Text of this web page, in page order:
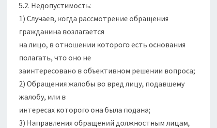
5.2. Недопустимость:
1) Случаев, когда рассмотрение обращения
гражданина возлагается
на лицо, в отношении которого есть основания
полагать, что оно не
заинтересовано в объективном решении вопроса;
2) Обращения жалобы во вред лицу, подавшему
жалобу, или в
интересах которого она была подана;
3) Направления обращений должностным лицам,